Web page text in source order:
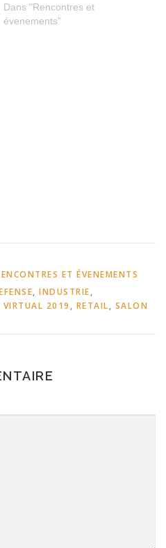
Dans "Rencontres et
évenements"
ET ÉVENEMENTS
, INDUSTRIE,
VIRTUAL 2019 , RETAIL, SALON